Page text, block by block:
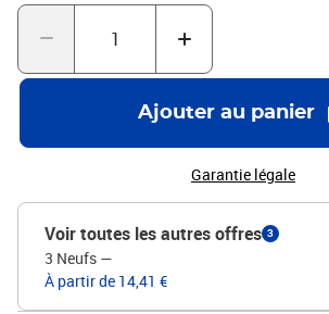
Ajouter au panier
Garantie légale
Voir toutes les autres offres 3
3 Neufs —
À partir de 14,41 €